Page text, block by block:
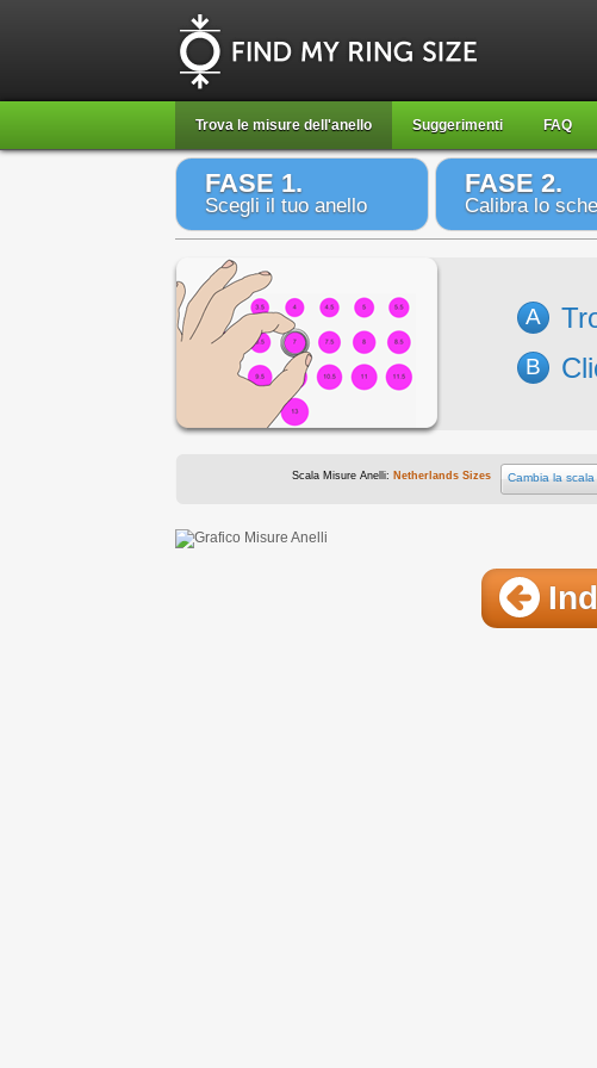
Trova le misure dell'anello Suggerimenti FAQ
FASE 1.
Scegli il tuo anello
FASE 2.
Calibra lo
A
B
Scala Misure Anelli: Netherlands Sizes Cambia la scala